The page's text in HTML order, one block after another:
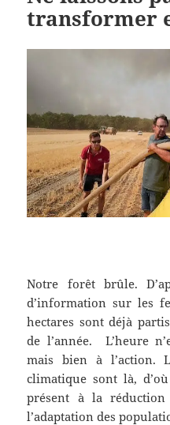
transformer
Notre forêt brûle.
d’information sur les
hectares sont déjà
de l’année. L’heure
mais bien à l’action.
climatique sont là,
présent à la réduction
l’adaptation des